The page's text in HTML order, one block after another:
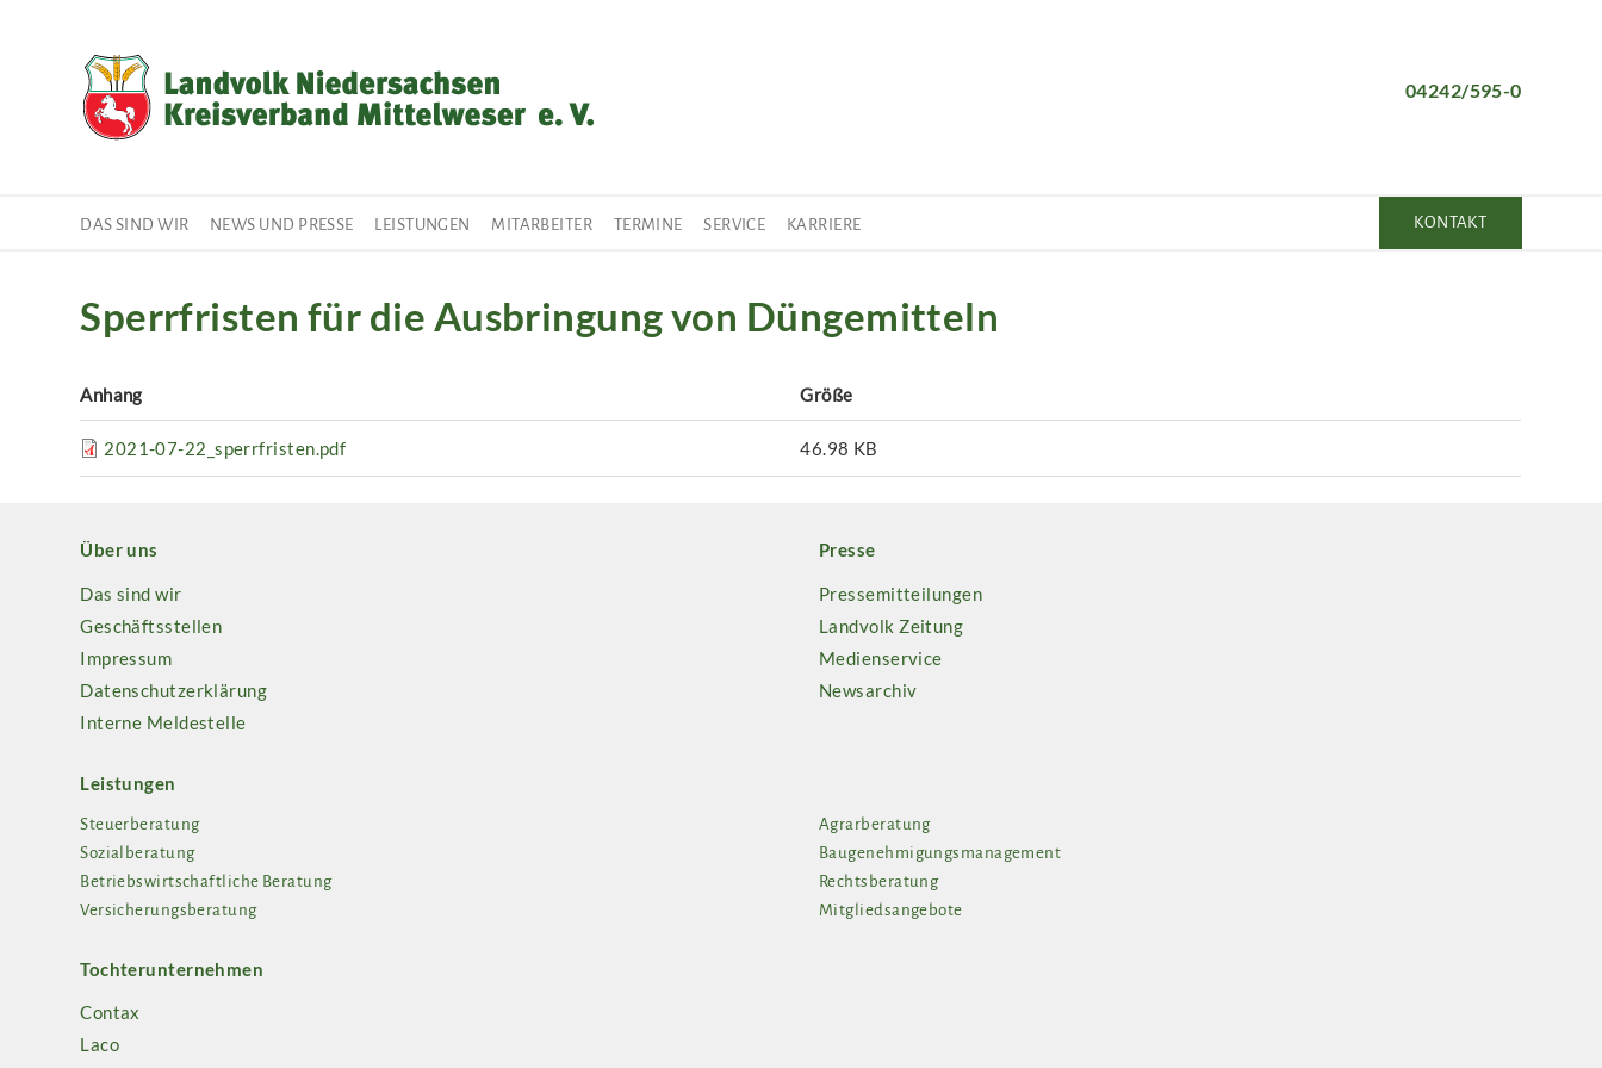
04242/595-0
DAS SIND WIR NEWS UND PRESSE LEISTUNGEN MITARBEITER TERMINE SERVICE KARRIERE KONTAKT
Sperrfristen für die Ausbringung von Düngemitteln
Anhang Größe
2021-07-22_sperrfristen.pdf 46.98 KB
Über uns
Das sind wir
Geschäftsstellen
Impressum
Datenschutzerklärung
Interne Meldestelle
Presse
Pressemitteilungen
Landvolk Zeitung
Medienservice
Newsarchiv
Leistungen
Steuerberatung
Agrarberatung
Sozialberatung
Baugenehmigungsmanagement
Betriebswirtschaftliche Beratung
Rechtsberatung
Versicherungsberatung
Mitgliedsangebote
Tochterunternehmen
Contax
Laco